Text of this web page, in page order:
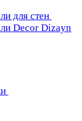
для стен
Decor Dizayn